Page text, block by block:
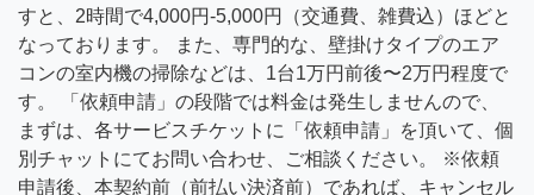
すと、2時間で4,000円-5,000円（交通費、雑費込）ほどと
なっております。 また、専門的な、壁掛けタイプのエア
コンの室内機の掃除などは、1台1万円前後〜2万円程度で
す。 「依頼申請」の段階では料金は発生しませんので、
まずは、各サービスチケットに「依頼申請」を頂いて、個
別チャットにてお問い合わせ、ご相談ください。 ※依頼
申請後、本契約前（前払い決済前）であれば、キャンセル